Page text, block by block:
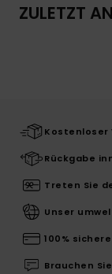
ZULETZT
Kostenloser
Rückgabe
Treten Sie
Unser
100%
Brauchen